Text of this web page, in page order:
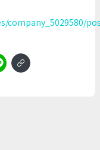
company_5029580/